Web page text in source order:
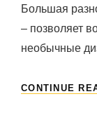
Большая
– позволяет
необычные
CONTINUE